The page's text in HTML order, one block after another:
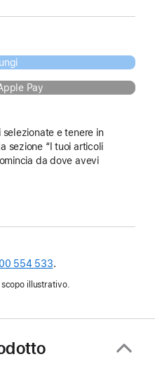
Pay
e tenere in
sezione “I tuoi articoli
da dove avevi
554 533.
scopo illustrativo.